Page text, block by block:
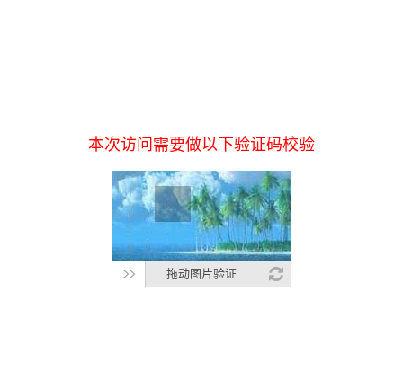
本次访问需要做以下验证码校验
拖动图片验证